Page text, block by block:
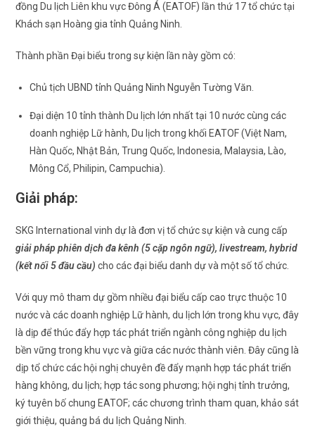
đồng Du lịch Liên khu vực Đông Á (EATOF) lần thứ 17 tổ chức tại
Khách sạn Hoàng gia tỉnh Quảng Ninh.
Thành phần Đại biểu trong sự kiện lần này gồm có:
Chủ tịch UBND tỉnh Quảng Ninh Nguyễn Tường Văn.
Đại diện 10 tỉnh thành Du lịch lớn nhất tại 10 nước cùng các
doanh nghiệp Lữ hành, Du lịch trong khối EATOF (Việt Nam,
Hàn Quốc, Nhật Bản, Trung Quốc, Indonesia, Malaysia, Lào,
Mông Cổ, Philipin, Campuchia).
Giải pháp:
SKG International vinh dự là đơn vị tổ chức sự kiện và cung cấp
giải pháp phiên dịch đa kênh (5 cặp ngôn ngữ), livestream, hybrid
(kết nối 5 đầu cầu)cho các đại biểu danh dự và một số tổ chức.
Với quy mô tham dự gồm nhiều đại biểu cấp cao trực thuộc 10
nước và các doanh nghiệp Lữ hành, du lịch lớn trong khu vực, đây
là dịp để thúc đẩy hợp tác phát triển ngành công nghiệp du lịch
bền vững trong khu vực và giữa các nước thành viên. Đây cũng là
dịp tổ chức các hội nghị chuyên đề đẩy mạnh hợp tác phát triển
hàng không, du lịch; hợp tác song phương; hội nghị tỉnh trưởng,
ký tuyên bố chung EATOF; các chương trình tham quan, khảo sát
giới thiệu, quảng bá du lịch Quảng Ninh.